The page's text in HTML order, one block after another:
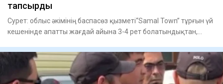
тапсырды
Сурет: облыс әкімінің баспасөз қызметі“Samal Town” тұрғын үй
кешенінде апатты жағдай айына 3-4 рет болатындықтан,